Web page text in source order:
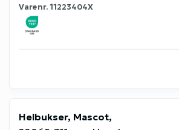
Varenr.11223404X
Helbukser, Mascot,